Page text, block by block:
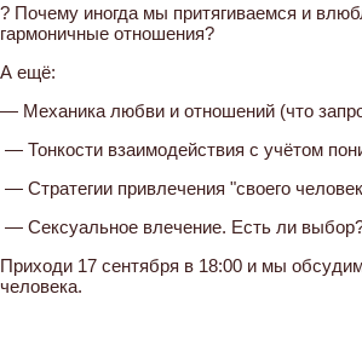
? Почему иногда мы притягиваемся и
гармоничные отношения?
А ещё:
— Механика любви и отношений (что
— Тонкости взаимодействия с учётом
— Стратегии привлечения "своего
— Сексуальное влечение. Есть ли
Приходи 17 сентября в 18:00 и мы
человека.